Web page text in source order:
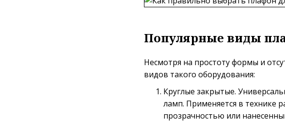
Популярные виды
Несмотря на простоту формы и
видов такого оборудования:
Круглые закрытые.
ламп. Применяется в технике
прозрачностью или